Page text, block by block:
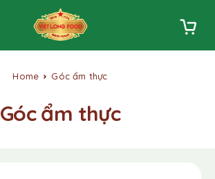
Home Góc ẩm thực
Góc ẩm thực